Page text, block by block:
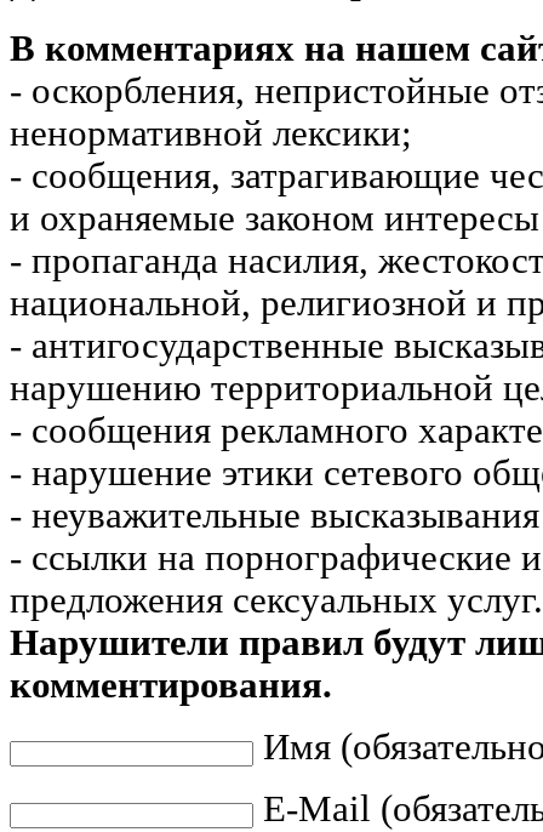
В комментариях на нашем
- оскорбления, непристойные
ненормативной лексики;
- сообщения, затрагивающие
и охраняемые законом
- пропаганда насилия,
национальной, религиозной и
- антигосударственные
нарушению территориальной
- сообщения рекламного
- нарушение этики сетевого
- неуважительные
- ссылки на порнографические
предложения сексуальных услуг.
Нарушители правил будут
комментирования.
Имя
E-Mail